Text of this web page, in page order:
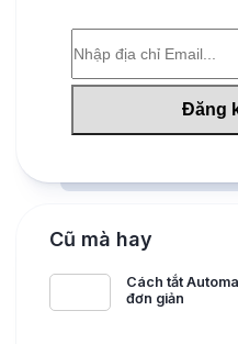
Cũ mà hay
Cách tắt
đơn giản